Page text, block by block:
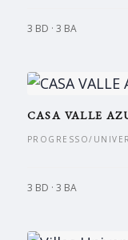
3 BD · 3 BA
CASA VALLE
PROGRESSO/
3 BD · 3 BA